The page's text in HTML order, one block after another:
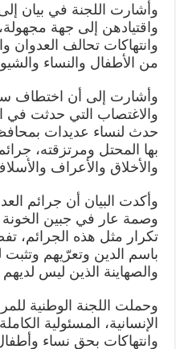
وأشارت اللجنة في بيان
واقتيادهن إلى جهة
وانتهاكات تحالف العدوان
من الأطفال والنساء
وأشارت إلى أن اختطاف
والاغتصاب التي حدثت في
حدث لنساء عديدات
بها المحتل ومرتزقته،
والأخلاق والأعراف
وأكدت البيان أن جرائم
وصمة عار في جبين الخونة
تكرار مثل هذه الجرائم،
باسم الدين وتعرّيهم وتثبت
والصهاينة الذين ليس
وحملت اللجنة الوطنية
الإنسانية، المسئولية
وانتهاكات بحق نساء